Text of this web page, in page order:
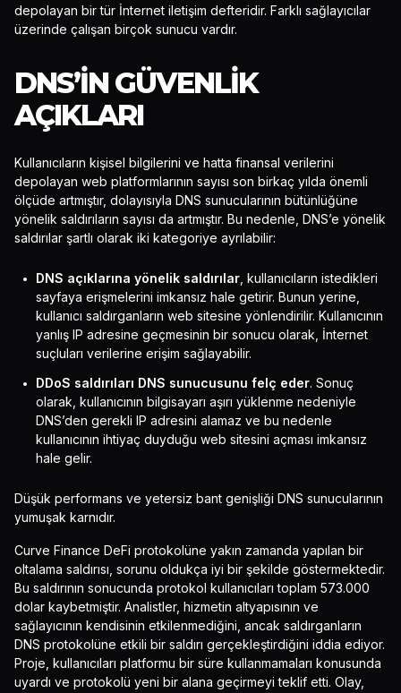
depolayan bir tür İnternet iletişim defteridir. Farklı sağlayıcılar
üzerinde çalışan birçok sunucu vardır.
DNS’IN GÜVENLIK
AÇIKLARI
Kullanıcıların kişisel bilgilerini ve hatta finansal verilerini
depolayan web platformlarının sayısı son birkaç yılda önemli
ölçüde artmıştır, dolayısıyla DNS sunucularının bütünlüğüne
yönelik saldırıların sayısı da artmıştır. Bu nedenle, DNS’e yönelik
saldırılar şartlı olarak iki kategoriye ayrılabilir:
DNS açıklarına yönelik saldırılar , kullanıcıların istedikleri
sayfaya erişmelerini imkansız hale getirir. Bunun yerine,
kullanıcı saldırganların web sitesine yönlendirilir. Kullanıcının
yanlış IP adresine geçmesinin bir sonucu olarak, İnternet
suçluları verilerine erişim sağlayabilir.
DDoS saldırıları DNS sunucusunu felç eder. Sonuç
olarak, kullanıcının bilgisayarı aşırı yüklenme nedeniyle
DNS’den gerekli IP adresini alamaz ve bu nedenle
kullanıcının ihtiyaç duyduğu web sitesini açması imkansız
hale gelir.
Düşük performans ve yetersiz bant genişliği DNS sunucularının
yumuşak karnıdır.
Curve Finance DeFi protokolüne yakın zamanda yapılan bir
oltalama saldırısı, sorunu oldukça iyi bir şekilde göstermektedir.
Bu saldırının sonucunda protokol kullanıcıları toplam 573.000
dolar kaybetmiştir. Analistler, hizmetin altyapısının ve
sağlayıcının kendisinin etkilenmediğini, ancak saldırganların
DNS protokolüne etkili bir saldırı gerçekleştirdiğini iddia ediyor.
Proje, kullanıcıları platformu bir süre kullanmamaları konusunda
uyardı ve protokolü yeni bir alana geçirmeyi teklif etti. Olay,